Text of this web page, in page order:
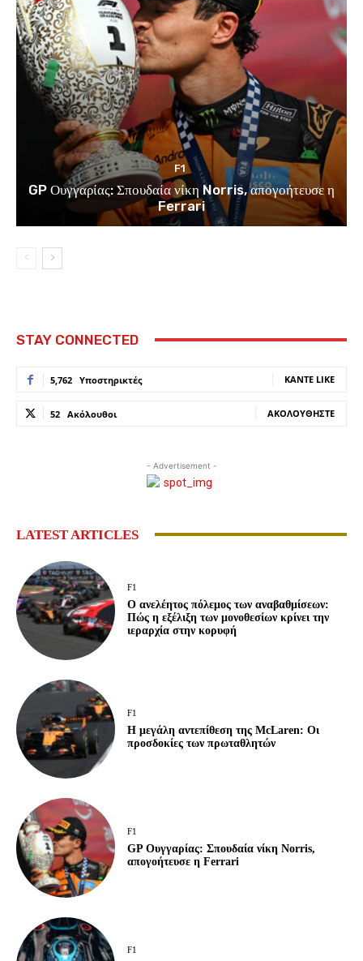
F1
GP Ουγγαρίας: Σπουδαία νίκη Norris, απογοήτευσε η
Ferrari
STAY CONNECTED
5,762 Υποστηρικτές ΚΆΝΤΕ LIKE
52 Ακόλουθοι ΑΚΟΛΟΥΘΉΣΤΕ
- Advertisement -
LATEST ARTICLES
F1
Ο ανελέητος πόλεμος των αναβαθμίσεων:
Πώς η εξέλιξη των μονοθεσίων κρίνει την
ιεραρχία στην κορυφή
F1
Η μεγάλη αντεπίθεση της McLaren: Οι
προσδοκίες των πρωταθλητών
F1
GP Ουγγαρίας: Σπουδαία νίκη Norris,
απογοήτευσε η Ferrari
F1